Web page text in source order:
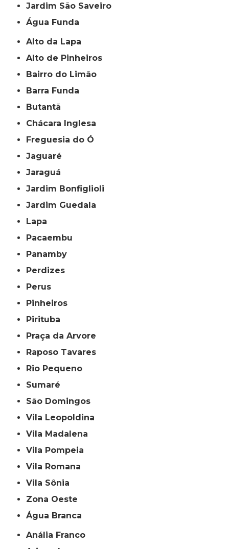
jardim São Saveiro
Água Funda
Alto da Lapa
Alto de Pinheiros
Bairro do Limão
Barra Funda
Butantã
Chácara Inglesa
Freguesia do Ó
Jaguaré
Jaraguá
Jardim Bonfiglioli
Jardim Guedala
Lapa
Pacaembu
Panamby
Perdizes
Perus
Pinheiros
Pirituba
Praça da Arvore
Raposo Tavares
Rio Pequeno
Sumaré
São Domingos
Vila Leopoldina
Vila Madalena
Vila Pompeia
Vila Romana
Vila Sônia
Zona Oeste
Água Branca
Anália Franco